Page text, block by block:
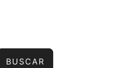
BUSCAR